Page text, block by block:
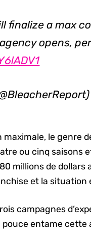
finalize a max
opens,
maximale, le genre
ou cinq saisons
millions de dollars
et la
campagnes
pouce entame